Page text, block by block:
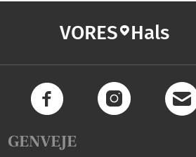
VORES Hals
GENVEJE